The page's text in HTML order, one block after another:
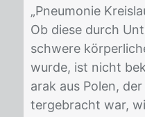
„Pneu­mo­nie
Ob die­se durch
schwe­re
wur­de, ist nicht
arak aus Po­len,
ter­ge­bracht war,